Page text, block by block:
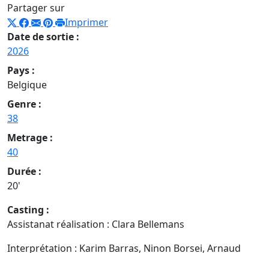
Partager sur
Imprimer
Date de sortie :
2026
Pays :
Belgique
Genre :
38
Metrage :
40
Durée :
20'
Casting :
Assistanat réalisation : Clara Bellemans
Interprétation : Karim Barras, Ninon Borsei, Arnaud